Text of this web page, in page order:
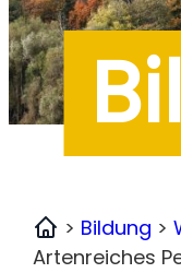
Home
> Bildung >
Artenreiches